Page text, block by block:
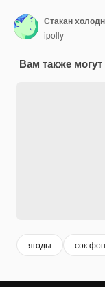
ipolly
Вам также
ягоды сок фон